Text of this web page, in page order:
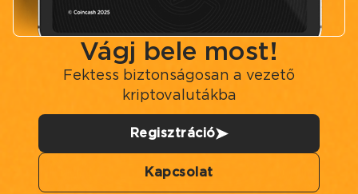
Vágj bele most!
Fektess biztonságosan a vezető
kriptovalutákba
Regisztráció
Kapcsolat